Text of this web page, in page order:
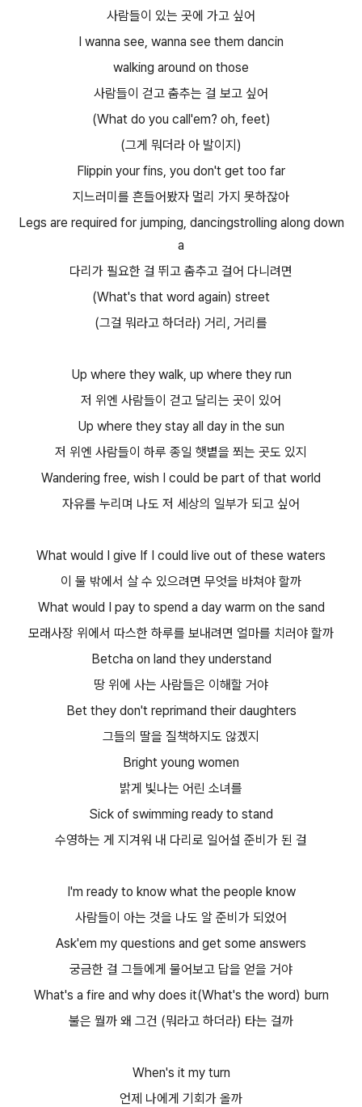
사람들이 있는 곳에 가고 싶어
I wanna see, wanna see them dancin
walking around on those
사람들이 걷고 춤추는 걸 보고 싶어
(What do you call'em? oh, feet)
(그게 뭐더라 아 발이지)
Flippin your fins, you don't get too far
지느러미를 흔들어봤자 멀리 가지 못하잖아
Legs are required for jumping, dancingstrolling along down
a
다리가 필요한 걸 뛰고 춤추고 걸어 다니려면
(What's that word again) street
(그걸 뭐라고 하더라) 거리, 거리를
Up where they walk, up where they run
저 위엔 사람들이 걷고 달리는 곳이 있어
Up where they stay all day in the sun
저 위엔 사람들이 하루 종일 햇볕을 쬐는 곳도 있지
Wandering free, wish I could be part of that world
자유를 누리며 나도 저 세상의 일부가 되고 싶어
​​What would I give If I could live out of these waters
이 물 밖에서 살 수 있으려면 무엇을 바쳐야 할까
What would I pay to spend a day warm on the sand
모래사장 위에서 따스한 하루를 보내려면 얼마를 치러야 할까
Betcha on land they understand
땅 위에 사는 사람들은 이해할 거야
Bet they don't reprimand their daughters
그들의 딸을 질책하지도 않겠지
Bright young women
밝게 빛나는 어린 소녀를
Sick of swimming ready to stand
수영하는 게 지겨워 내 다리로 일어설 준비가 된 걸
I'm ready to know what the people know
사람들이 아는 것을 나도 알 준비가 되었어
Ask'em my questions and get some answers
궁금한 걸 그들에게 물어보고 답을 얻을 거야
What's a fire and why does it(What's the word) burn
불은 뭘까 왜 그건 (뭐라고 하더라) 타는 걸까
When's it my turn
언제 나에게 기회가 올까